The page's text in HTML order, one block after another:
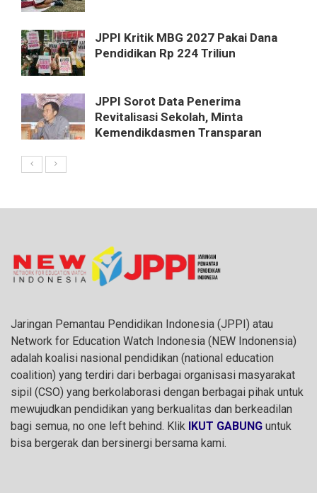
JPPI Kritik MBG 2027 Pakai Dana
Pendidikan Rp 224 Triliun
JPPI Sorot Data Penerima
Revitalisasi Sekolah, Minta
Kemendikdasmen Transparan
Jaringan Pemantau Pendidikan Indonesia (JPPI) atau
Network for Education Watch Indonesia (NEW Indonensia)
adalah koalisi nasional pendidikan (national education
coalition) yang terdiri dari berbagai organisasi masyarakat
sipil (CSO) yang berkolaborasi dengan berbagai pihak untuk
mewujudkan pendidikan yang berkualitas dan berkeadilan
bagi semua, no one left behind. Klik IKUT GABUNG untuk
bisa bergerak dan bersinergi bersama kami.